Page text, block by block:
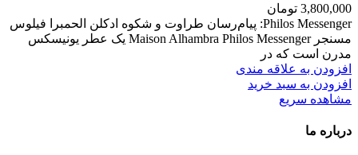
3,800,000 تومان
Philos Messenger: پیام‌رسان طراوت و شکوه ادکلن الحمبرا فیلوس
مسنجر Maison Alhambra Philos Messenger یک عطر یونیسکس
مدرن است که در
افزودن به علاقه مندی
افزودن به سبد خرید
مشاهده سریع
درباره ما